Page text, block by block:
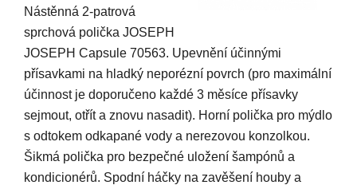
Nástěnná 2-patrová
sprchová polička JOSEPH
JOSEPH Capsule 70563. Upevnění účinnými
přísavkami na hladký neporézní povrch (pro maximální
účinnost je doporučeno každé 3 měsíce přísavky
sejmout, otřít a znovu nasadit). Horní polička pro mýdlo
s odtokem odkapané vody a nerezovou konzolkou.
Šikmá polička pro bezpečné uložení šampónů a
kondicionérů. Spodní háčky na zavěšení houby a